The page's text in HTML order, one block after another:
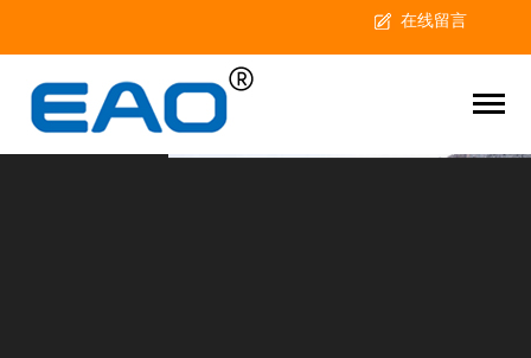
在线留言